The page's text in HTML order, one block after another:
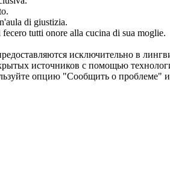
di giustizia.
tutti onore alla cucina di sua moglie.
исключительно в
источников с помощью
опцию "Сообщить о проблеме"